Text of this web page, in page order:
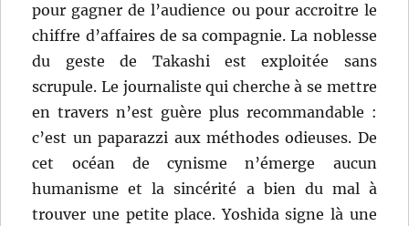
pour gagner de l’audience ou pour accroitre le
chiffre d’affaires de sa compagnie. La noblesse
du geste de Takashi est exploitée sans
scrupule. Le journaliste qui cherche à se mettre
en travers n’est guère plus recommandable :
c’est un paparazzi aux méthodes odieuses. De
cet océan de cynisme n’émerge aucun
humanisme et la sincérité a bien du mal à
trouver une petite place. Yoshida signe là une